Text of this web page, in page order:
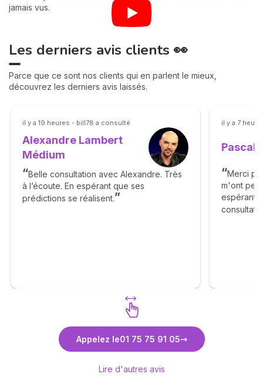
ces derniers ne sont jamais
déçus, bien au contraire ! Ils
le font savoir sur le profil de
médium qui sait habilement
jamais vus.
Les derniers avis clients 👀
Parce que ce sont nos clients qui en parlent le mieux,
découvrez les derniers avis laissés.
il y a 19 heures - bill78 a consulté
Alexandre Lambert
Médium
Belle consultation avec Alexandre. Très
à l’écoute. En espérant que ses
prédictions se réalisent.
Découvrez Alexandre Lambert
Médium
il y a 7
Pascal
Merci
m'ont
espérant
Appelez le01 75 75 91 05
Lire d'autres avis